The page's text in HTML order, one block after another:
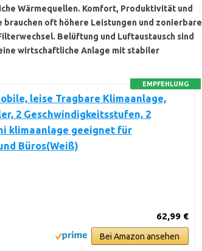
Wärmequellen. Komfort, Produktivität und
brauchen oft höhere Leistungen und zonierbare
Belüftung und Luftaustausch sind
wirtschaftliche Anlage mit stabiler
EMPFEHLUNG
leise Tragbare Klimaanlage,
2 Geschwindigkeitsstufen, 2
klimaanlage geeignet für
Büros(Weiß)
62,99 €
Bei Amazon ansehen